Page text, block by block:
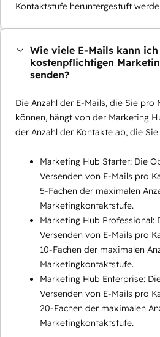
Kontaktstufe heruntergestuft
Wie viele E-Mails kann
kostenpflichtigen
senden?
Die Anzahl der E-Mails, die Sie pro
können, hängt von der Marketing
der Anzahl der Kontakte ab, die
Marketing Hub Starter: Die
Versenden von E-Mails pro
5-Fachen der maximalen
Marketingkontaktstufe.
Marketing Hub Professional:
Versenden von E-Mails pro
10-Fachen der maximalen
Marketingkontaktstufe.
Marketing Hub Enterprise:
Versenden von E-Mails pro
20-Fachen der maximalen
Marketingkontaktstufe.